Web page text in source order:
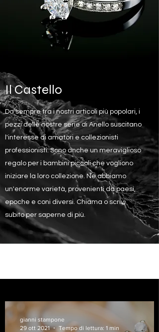
Il Castello
Da sempre tra i nostri articoli più popolari, i
pezzi delle nostre serie di Anello suscitano
l'interesse di amatori e collezionisti
professionisti. Sono anche un meraviglioso
regalo per i bambini piccoli che vogliono
iniziare la loro collezione. Ne abbiamo
un'enorme varietà, provenienti da paesi,
epoche e coni diversi. Chiama o scrivi
subito per saperne di più.
gianni stampone
29 ott 2021
Tempo di lettura: 1 min